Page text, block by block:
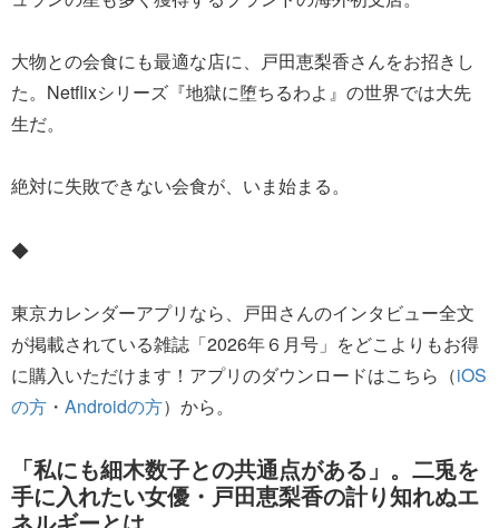
大物との会食にも最適な店に、戸田恵梨香さんをお招きし
た。Netflixシリーズ『地獄に堕ちるわよ』の世界では大先
生だ。
絶対に失敗できない会食が、いま始まる。
◆
東京カレンダーアプリなら、戸田さんのインタビュー全文
が掲載されている雑誌「2026年６月号」をどこよりもお得
に購入いただけます！アプリのダウンロードはこちら（iOS
の方 ・ Androidの方）から。
「私にも細木数子との共通点がある」。二兎を
手に入れたい女優・戸田恵梨香の計り知れぬエ
ネルギーとは。